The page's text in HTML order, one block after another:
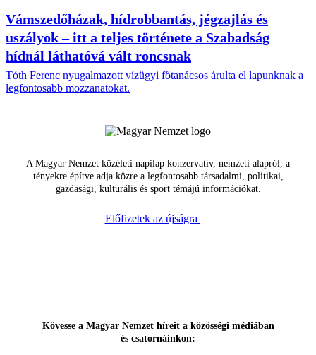
Vámszedőházak, hídrobbantás, jégzajlás és
uszályok – itt a teljes története a Szabadság
hídnál láthatóvá vált roncsnak
Tóth Ferenc nyugalmazott vízügyi főtanácsos árulta el lapunknak a
legfontosabb mozzanatokat.
A Magyar Nemzet közéleti napilap konzervatív, nemzeti alapról, a
tényekre építve adja közre a legfontosabb társadalmi, politikai,
gazdasági, kulturális és sport témájú információkat.
Előfizetek az újságra
Kövesse a Magyar Nemzet híreit a közösségi médiában
és csatornáinkon: